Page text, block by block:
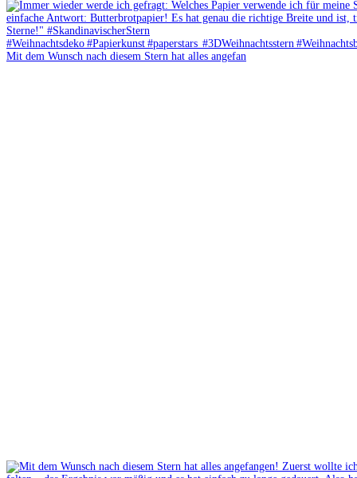
Mit dem Wunsch nach diesem Stern hat alles angefan